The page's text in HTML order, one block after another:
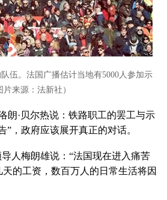
伍。法国广播估计当地有5000人参加示
片来源：法新社）
朗·贝尔热说：铁路职工的罢工与示
”，政府应该展开真正的对话。
人梅朗雄说：“法国现在进入痛苦
的工资，数百万人的日常生活将因